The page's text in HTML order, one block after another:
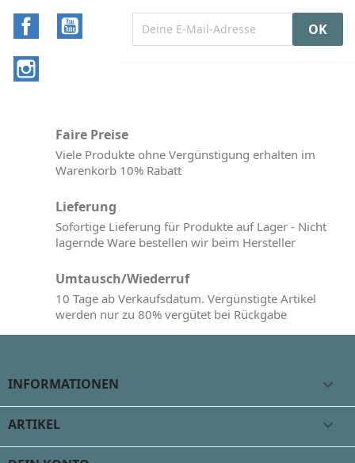
Facebook
Faire Preise
Viele Produkte ohne Vergünstigung erhalten im
Warenkorb 10% Rabatt
Lieferung
Sofortige Lieferung für Produkte auf Lager - Nicht
lagernde Ware bestellen wir beim Hersteller
Umtausch/Wiederruf
10 Tage ab Verkaufsdatum. Vergünstigte Artikel
werden nur zu 80% vergütet bei Rückgabe
INFORMATIONEN 
ARTIKEL 